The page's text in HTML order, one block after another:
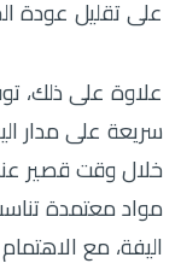
على تقليل عودة
علاوة على ذلك،
سريعة على مدار
خلال وقت قصير
مواد معتمدة
اليفة، مع